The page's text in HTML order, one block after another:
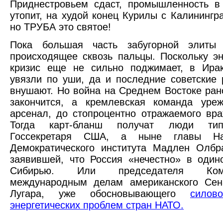
Приднестровьем сдаст, промышленность
утопит, на худой конец Курилы с
но ТРУБА это святое!
Пока большая часть забугорной
происходящее сквозь пальцы. Поскольку
кризис еще не сильно поджимает, в
увязли по уши, да и последние советские
внушают. Но война на Среднем Востоке
закончится, а кремлевская команда
арсенал, до стопроцентно отражаемого
Тогда карт-бланш получат люди
Госсекретаря США, а ныне главы
Демократического института Мадлен
заявившей, что Россия «нечестно» в
Сибирью. Или председателя
международным делам американского
Лугара, уже обосновывающего
энергетических проблем стран НАТО.